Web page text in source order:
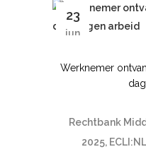
23
jun
Werknemer
Rechtbank
2025,